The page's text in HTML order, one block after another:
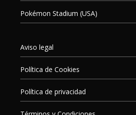
Pokémon Stadium (USA)
Aviso legal
Política de Cookies
Política de privacidad